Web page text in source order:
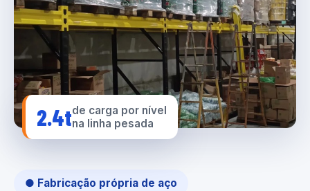
● Fabricação própria de aço
2.4tde carga por nível
na linha pesada